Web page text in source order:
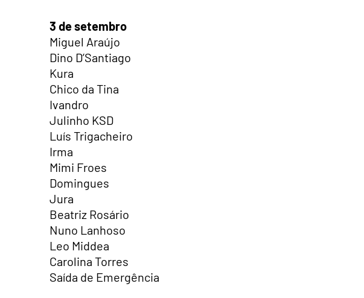
3 de setembro
Miguel Araújo
Dino D’Santiago
Kura
Chico da Tina
Ivandro
Julinho KSD
Luís Trigacheiro
Irma
Mimi Froes
Domingues
Jura
Beatriz Rosário
Nuno Lanhoso
Leo Middea
Carolina Torres
Saída de Emergência